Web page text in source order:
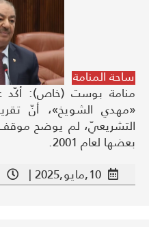
ساحة المنامة
منامة بوست (خاص): أكّد
«مهدي الشويخ»، أنّ
التشريعيّ، لم يوضح موقف
بعضها لعام 2001.
10,مايو,2025 |
|